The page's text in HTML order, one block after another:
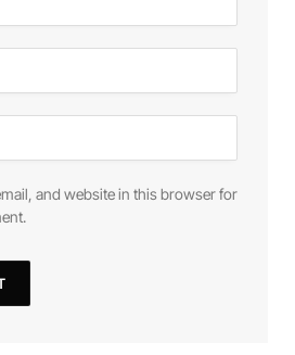
and website in this browser for